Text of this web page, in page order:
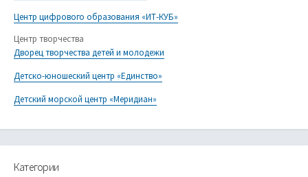
Центр цифрового образования «ИТ-КУБ»
Центр творчества
Дворец творчества детей и молодежи
Детско-юношеский центр «Единство»
Детский морской центр «Меридиан»
Категории